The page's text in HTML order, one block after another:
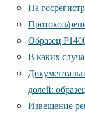
На
Протокол/
Образец
В каких
долей:
Извещение